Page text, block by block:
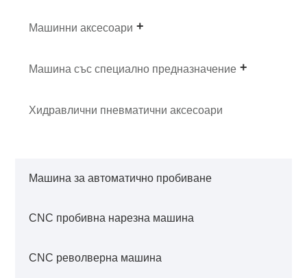
Машинни аксесоари
Машина със специално предназначение
Хидравлични пневматични аксесоари
Машина за автоматично пробиване
CNC пробивна нарезна машина
CNC револверна машина